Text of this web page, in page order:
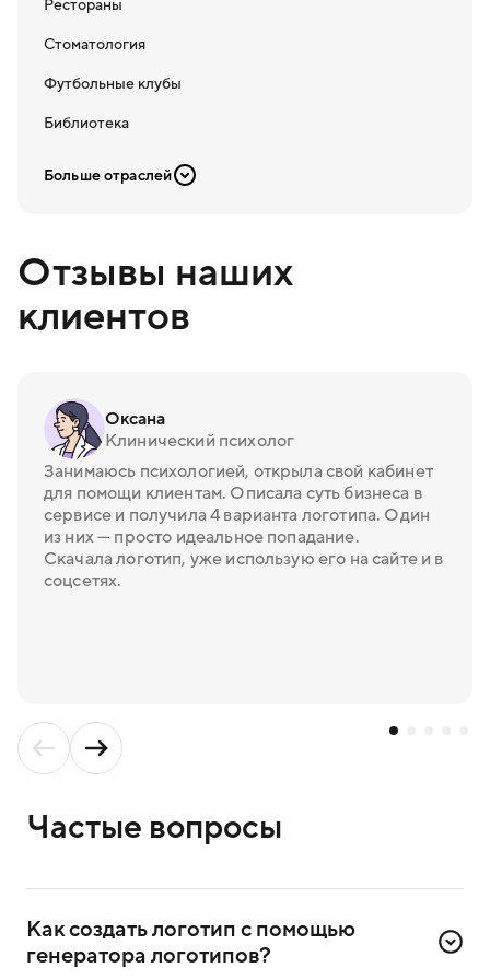
Рестораны
Стоматология
Футбольные клубы
Библиотека
Больше отраслей
Отзывы наших
клиентов
Оксана
Клинический психолог
Занимаюсь психологией, открыла свой кабинет
для помощи клиентам. Описала суть бизнеса в
сервисе и получила 4 варианта логотипа. Один
из них — просто идеальное попадание.
Скачала логотип, уже использую его на сайте и в
соцсетях.
Частые вопросы
Как создать логотип с помощью
генератора логотипов?